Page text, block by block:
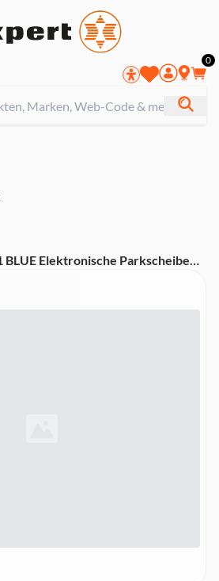
0
BLUE Elektronische Parkscheibe